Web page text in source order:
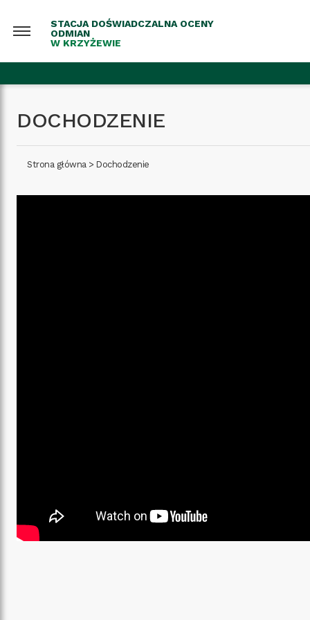
STACJA DOŚWIADCZALNA OCENY
ODMIAN
W KRZYŻEWIE
DOCHODZENIE
Strona główna> Dochodzenie